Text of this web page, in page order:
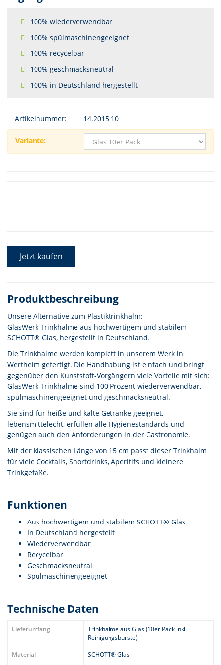
100% wiederverwendbar
100% spülmaschinengeeignet
100% recycelbar
100% geschmacksneutral
100% in Deutschland hergestellt
Artikelnummer: 14.2015.10
Variante:
Jetzt kaufen
Produktbeschreibung
Unsere Alternative zum Plastiktrinkhalm:
GlasWerk Trinkhalme aus hochwertigem und stabilem
SCHOTT® Glas, hergestellt in Deutschland.
Die Trinkhalme werden komplett in unserem Werk in
Wertheim gefertigt. Die Handhabung ist einfach und bringt
gegenüber den Kunststoff-Vorgängern viele Vorteile mit sich:
GlasWerk Trinkhalme sind 100 Prozent wiederverwendbar,
spülmaschinengeeignet und geschmacksneutral.
Sie sind für heiße und kalte Getränke geeignet,
lebensmittelecht, erfüllen alle Hygienestandards und
genügen auch den Anforderungen in der Gastronomie.
Mit der klassischen Länge von 15 cm passt dieser Trinkhalm
für viele Cocktails, Shortdrinks, Aperitifs und kleinere
Trinkgefäße.
Funktionen
Aus hochwertigem und stabilem SCHOTT® Glas
In Deutschland hergestellt
Wiederverwendbar
Recycelbar
Geschmacksneutral
Spülmaschinengeeignet
Technische Daten
Lieferumfang
Trinkhalme aus Glas (10er Pack inkl.
Reinigungsbürste)
Material
SCHOTT® Glas